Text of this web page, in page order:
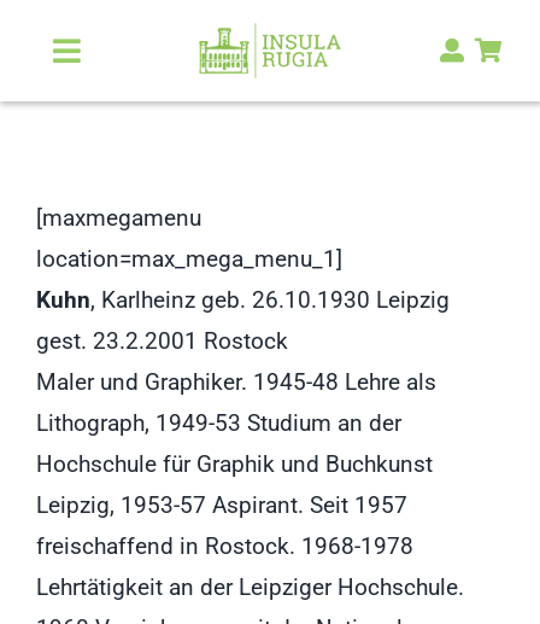
Inhalt
springen
Toggle
Navigation
Malerlexikon
RUGIA Shop
[maxmegamenu
location=max_mega_menu_1]
Kuhn, Karlheinz geb. 26.10.1930 Leipzig
gest. 23.2.2001 Rostock
Maler und Graphiker. 1945-48 Lehre als
Lithograph, 1949-53 Studium an der
Hochschule für Graphik und Buchkunst
Leipzig, 1953-57 Aspirant. Seit 1957
freischaffend in Rostock. 1968-1978
Lehrtätigkeit an der Leipziger Hochschule.